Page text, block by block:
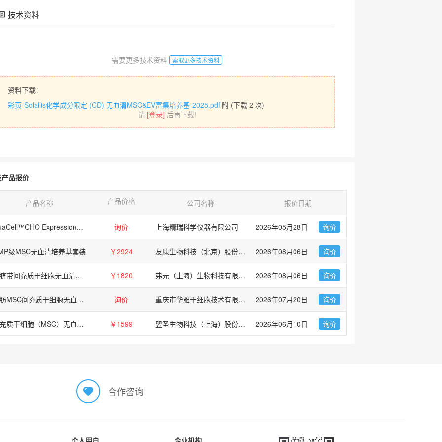
技术资料
需要更多技术资料 索取更多技术资料
资料下载：
彩页-Solallis化学成分限定 (CD) 无血清MSC&EV富集培养基-2025.pdf 附 (下载 2 次)
请 [登录] 后再下载!
品报价
产品名称 产品价格 公司名称 报价日期
QuaCell™CHO Expression培养基，悬浮，瞬转，化学成分限定 询价 上海精瑞科学仪器有限公司 2026年05月28日 询价
级MSC无血清培养基套装 ￥2924 友康生物科技（北京）股份有限公司 2026年08月06日 询价
人脐带间充质干细胞无血清培养基（化学成分限定、无外泌体） ￥1820 弗元（上海）生物科技有限公司 2026年08月06日 询价
脂肪MSC间充质干细胞无血清培养基(MSC Medium) 询价 重庆市华雅干细胞技术有限公司 2026年07月20日 询价
间充质干细胞（MSC）无血清培养基 ￥1599 翌圣生物科技（上海）股份有限公司 2026年06月10日 询价
合作咨询
个人用户 企业机构